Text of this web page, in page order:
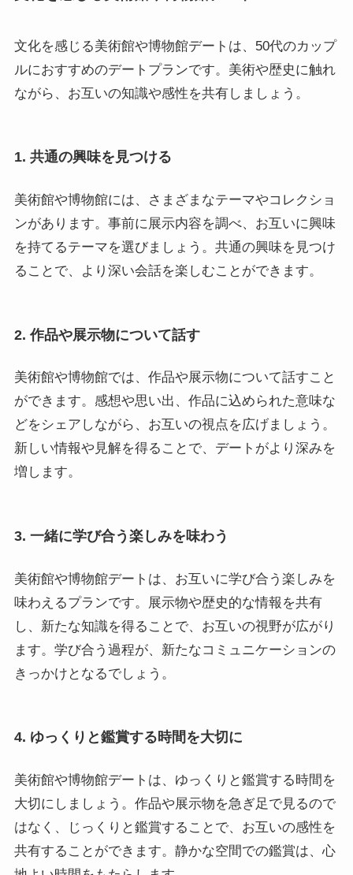
文化を感じる美術館や博物館デートは、50代のカップ
ルにおすすめのデートプランです。美術や歴史に触れ
ながら、お互いの知識や感性を共有しましょう。
1. 共通の興味を見つける
美術館や博物館には、さまざまなテーマやコレクショ
ンがあります。事前に展示内容を調べ、お互いに興味
を持てるテーマを選びましょう。共通の興味を見つけ
ることで、より深い会話を楽しむことができます。
2. 作品や展示物について話す
美術館や博物館では、作品や展示物について話すこと
ができます。感想や思い出、作品に込められた意味な
どをシェアしながら、お互いの視点を広げましょう。
新しい情報や見解を得ることで、デートがより深みを
増します。
3. 一緒に学び合う楽しみを味わう
美術館や博物館デートは、お互いに学び合う楽しみを
味わえるプランです。展示物や歴史的な情報を共有
し、新たな知識を得ることで、お互いの視野が広がり
ます。学び合う過程が、新たなコミュニケーションの
きっかけとなるでしょう。
4. ゆっくりと鑑賞する時間を大切に
美術館や博物館デートは、ゆっくりと鑑賞する時間を
大切にしましょう。作品や展示物を急ぎ足で見るので
はなく、じっくりと鑑賞することで、お互いの感性を
共有することができます。静かな空間での鑑賞は、心